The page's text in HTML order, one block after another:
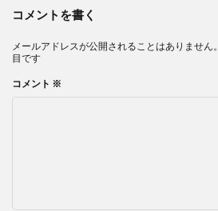
コメントを書く
メールアドレスが公開されることはありません。
目です
コメント ※